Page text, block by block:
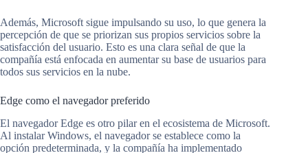
Además, Microsoft sigue impulsando su uso, lo que genera la
percepción de que se priorizan sus propios servicios sobre la
satisfacción del usuario. Esto es una clara señal de que la
compañía está enfocada en aumentar su base de usuarios para
todos sus servicios en la nube.
Edge como el navegador preferido
El navegador Edge es otro pilar en el ecosistema de Microsoft.
Al instalar Windows, el navegador se establece como la
opción predeterminada, y la compañía ha implementado